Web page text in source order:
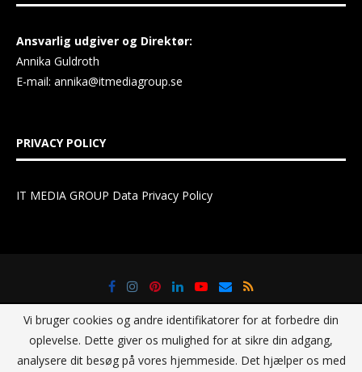
Ansvarlig udgiver og Direktør:
Annika Guldroth
E-mail: annika@itmediagroup.se
PRIVACY POLICY
IT MEDIA GROUP Data Privacy Policy
Vi bruger cookies og andre identifikatorer for at forbedre din
oplevelse. Dette giver os mulighed for at sikre din adgang,
analysere dit besøg på vores hjemmeside. Det hjælper os med